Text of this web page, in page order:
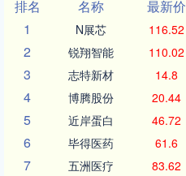
排名
名称 最新价
1
N展芯 116.52
2 锐翔智能 110.02
3 志特新材 14.8
4 博腾股份 20.44
5 近岸蛋白 46.72
6 毕得医药 61.6
7 五洲医疗 83.62